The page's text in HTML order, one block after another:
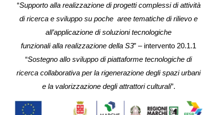
“Supporto alla realizzazione di progetti complessi di attività
di ricerca e sviluppo su poche aree tematiche di rilievo e
all’applicazione di soluzioni tecnologiche
funzionali alla realizzazione della S3” – intervento 20.1.1
“Sostegno allo sviluppo di piattaforme tecnologiche di
ricerca collaborativa per la rigenerazione degli spazi urbani
e la valorizzazione degli attrattori culturali”.